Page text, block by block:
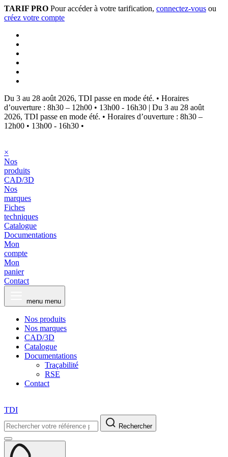
TARIF PRO Pour accéder à votre tarification, connectez-vous ou
créez votre compte
Du 3 au 28 août 2026, TDI passe en mode été. • Horaires
d’ouverture : 8h30 – 12h00 • 13h00 - 16h30 | Du 3 au 28 août
2026, TDI passe en mode été. • Horaires d’ouverture : 8h30 –
12h00 • 13h00 - 16h30 •
×
Nos
produits
CAD/3D
Nos
marques
Fiches
techniques
Catalogue
Documentations
Mon
compte
Mon
panier
Contact
menu menu
Nos produits
Nos marques
CAD/3D
Catalogue
Documentations
Traçabilité
RSE
Contact
TDI
Rechercher